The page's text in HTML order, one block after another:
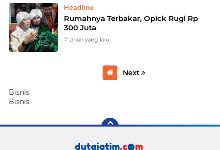
Headline
Rumahnya Terbakar, Opick Rugi Rp
300 Juta
7 tahun yang lalu
Next
Bisnis
Bisnis